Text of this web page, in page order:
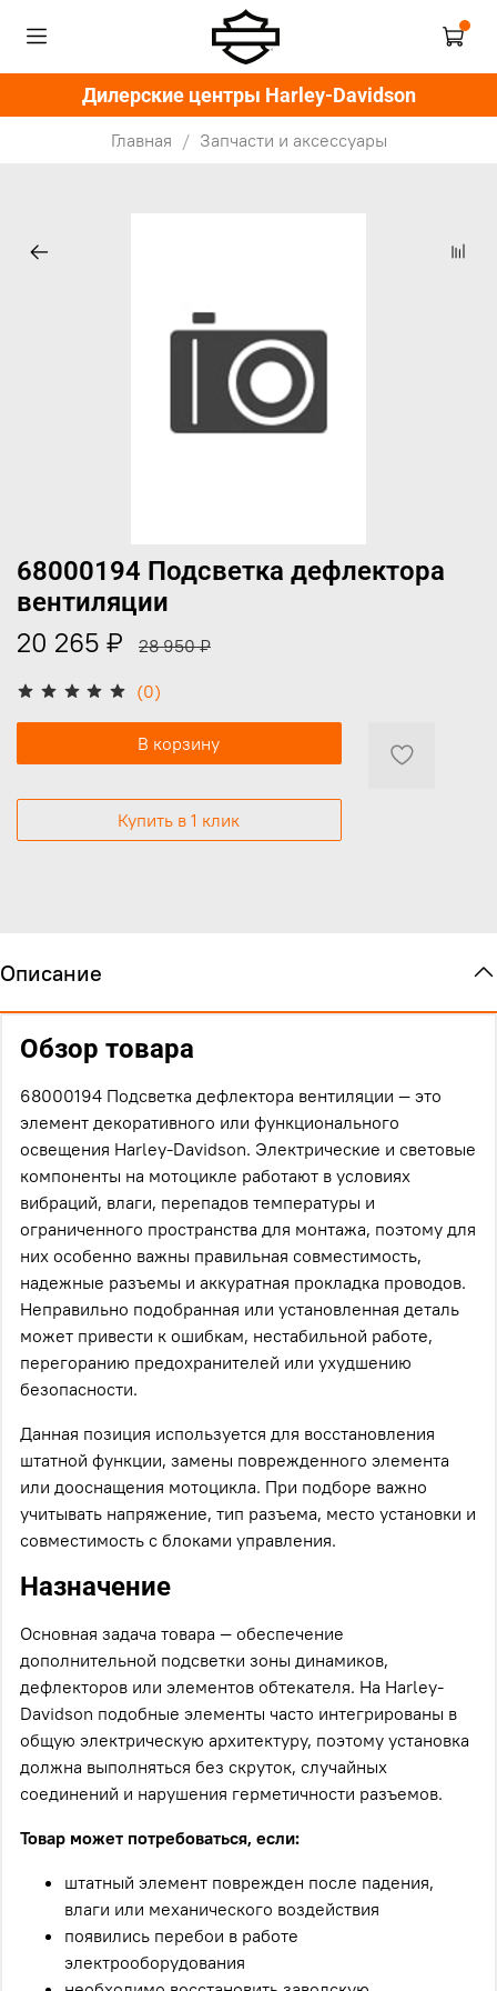
Дилерские центры Harley-Davidson
Главная Запчасти и аксессуары
(0)
68000194 Подсветка дефлектора
вентиляции
20 265 ₽ 28 950 ₽
В корзину
Купить в 1 клик
Описание
Обзор товара
68000194 Подсветка дефлектора вентиляции — это
элемент декоративного или функционального
освещения Harley-Davidson. Электрические и световые
компоненты на мотоцикле работают в условиях
вибраций, влаги, перепадов температуры и
ограниченного пространства для монтажа, поэтому для
них особенно важны правильная совместимость,
надежные разъемы и аккуратная прокладка проводов.
Неправильно подобранная или установленная деталь
может привести к ошибкам, нестабильной работе,
перегоранию предохранителей или ухудшению
безопасности.
Данная позиция используется для восстановления
штатной функции, замены поврежденного элемента
или дооснащения мотоцикла. При подборе важно
учитывать напряжение, тип разъема, место установки и
совместимость с блоками управления.
Назначение
Основная задача товара — обеспечение
дополнительной подсветки зоны динамиков,
дефлекторов или элементов обтекателя. На Harley-
Davidson подобные элементы часто интегрированы в
общую электрическую архитектуру, поэтому установка
должна выполняться без скруток, случайных
соединений и нарушения герметичности разъемов.
Товар может потребоваться, если:
штатный элемент поврежден после падения,
влаги или механического воздействия
появились перебои в работе
электрооборудования